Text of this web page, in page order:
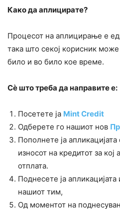
Како да аплицирате?
Процесот на аплицирање е
така што секој корисник
било и во било кое време.
Сè што треба да направите е:
Посетете ја Mint Credit
Oдберете го нашиот нов
Пополнете ја
износот на кредитот за
отплата.
Поднесете ја
нашиот тим,
Од моментот на